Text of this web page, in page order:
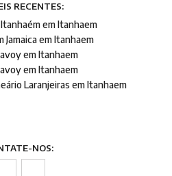
RECENTES:
em Itanhaem
Jamaica em Itanhaem
em Itanhaem
em Itanhaem
Laranjeiras em Itanhaem
NOS: